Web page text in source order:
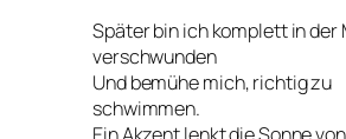
Später bin ich komplett in der
verschwunden
Und bemühe mich, richtig zu
schwimmen.